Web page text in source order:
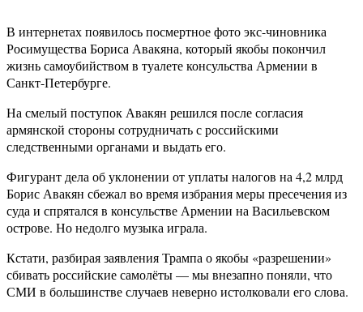
В интернетах появилось посмертное фото экс-чиновника
Росимущества Бориса Авакяна, который якобы покончил
жизнь самоубийством в туалете консульства Армении в
Санкт-Петербурге.
На смелый поступок Авакян решился после согласия
армянской стороны сотрудничать с российскими
следственными органами и выдать его.
Фигурант дела об уклонении от уплаты налогов на 4,2 млрд
Борис Авакян сбежал во время избрания меры пресечения из
суда и спрятался в консульстве Армении на Васильевском
острове. Но недолго музыка играла.
Кстати, разбирая заявления Трампа о якобы «разрешении»
сбивать российские самолёты — мы внезапно поняли, что
СМИ в большинстве случаев неверно истолковали его слова.